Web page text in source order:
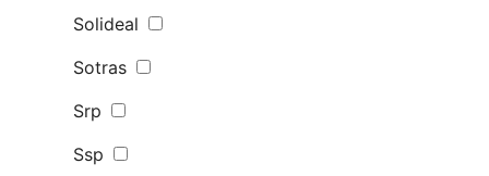
Solideal
Sotras
Srp
Ssp